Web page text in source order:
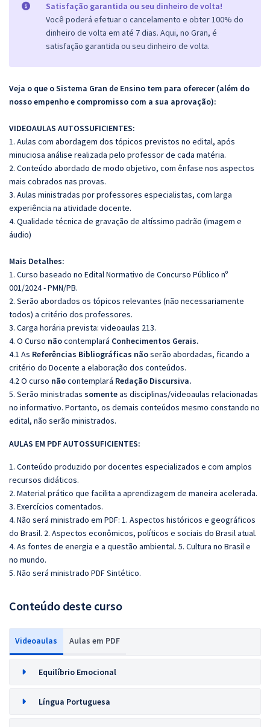
Satisfação garantida ou seu dinheiro de volta!
Você poderá efetuar o cancelamento e obter 100% do
dinheiro de volta em até 7 dias. Aqui, no Gran, é
satisfação garantida ou seu dinheiro de volta.
Veja o que o Sistema Gran de Ensino tem para oferecer (além do
nosso empenho e compromisso com a sua aprovação):
VIDEOAULAS AUTOSSUFICIENTES:
1. Aulas com abordagem dos tópicos previstos no edital, após
minuciosa análise realizada pelo professor de cada matéria.
2. Conteúdo abordado de modo objetivo, com ênfase nos aspectos
mais cobrados nas provas.
3. Aulas ministradas por professores especialistas, com larga
experiência na atividade docente.
4. Qualidade técnica de gravação de altíssimo padrão (imagem e
áudio)
Mais Detalhes:
1. Curso baseado no Edital Normativo de Concurso Público nº
001/2024 - PMN/PB.
2. Serão abordados os tópicos relevantes (não necessariamente
todos) a critério dos professores.
3. Carga horária prevista: videoaulas 213.
4. O Curso nãocontemplará Conhecimentos Gerais.
4.1 As Referências Bibliográficas nãoserão abordadas, ficando a
critério do Docente a elaboração dos conteúdos.
4.2 O curso nãocontemplará Redação Discursiva.
5. Serão ministradas somenteas disciplinas/videoaulas relacionadas
no informativo. Portanto, os demais conteúdos mesmo constando no
edital, não serão ministrados.
AULAS EM PDF AUTOSSUFICIENTES:
1. Conteúdo produzido por docentes especializados e com amplos
recursos didáticos.
2. Material prático que facilita a aprendizagem de maneira acelerada.
3. Exercícios comentados.
4. Não será ministrado em PDF: 1. Aspectos históricos e geográficos
do Brasil. 2. Aspectos econômicos, políticos e sociais do Brasil atual.
4. As fontes de energia e a questão ambiental. 5. Cultura no Brasil e
no mundo.
5. Não será ministrado PDF Sintético.
Conteúdo deste curso
Videoaulas Aulas em PDF
Equilíbrio Emocional
Língua Portuguesa